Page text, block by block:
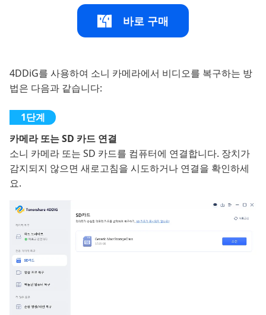
바로 구매
4DDiG를 사용하여 소니 카메라에서 비디오를 복구하는 방
법은 다음과 같습니다:
카메라 또는 SD 카드 연결
소니 카메라 또는 SD 카드를 컴퓨터에 연결합니다. 장치가
감지되지 않으면 새로고침을 시도하거나 연결을 확인하세
요.